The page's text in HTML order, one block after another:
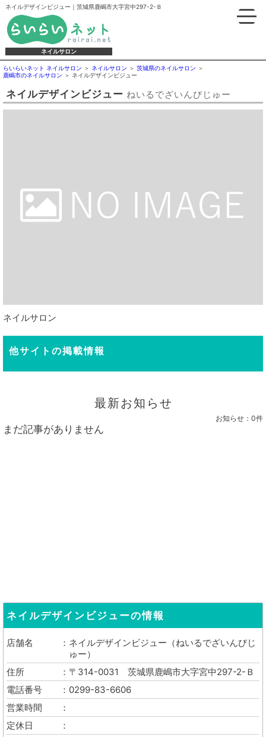
ネイルデザインビジュー｜茨城県鹿嶋市大字宮中297-2-Ｂ
ネイルサロン
らいらいネット ネイルサロン ネイルサロン
茨城県のネイルサロン
鹿嶋市のネイルサロン
ネイルデザインビジュー
ネイルデザインビジュー ねいるでざいんびじゅー
ネイルサロン
他サイトの掲載情報
最新お知らせ
お知らせ： 0件
まだ記事がありません
ネイルデザインビジューの情報
店舗名 ネイルデザインビジュー （ねいるでざいんびじ
ゅー）
住所
〒314-0031 茨城県鹿嶋市大字宮中297-2-Ｂ
電話番号
0299-83-6606
営業時間
定休日